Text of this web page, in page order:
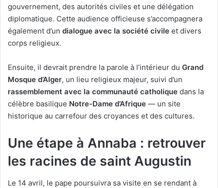
gouvernement, des autorités civiles et une délégation
diplomatique. Cette audience officieuse s’accompagnera
également d’un dialogue avec la société civile et divers
corps religieux.
Ensuite, il devrait prendre la parole à l’intérieur du Grand
Mosque d’Alger, un lieu religieux majeur, suivi d’un
rassemblement avec la communauté catholique dans la
célèbre basilique Notre-Dame d’Afrique — un site
historique au carrefour des croyances et des cultures.
Une étape à Annaba : retrouver
les racines de saint Augustin
Le 14 avril, le pape poursuivra sa visite en se rendant à